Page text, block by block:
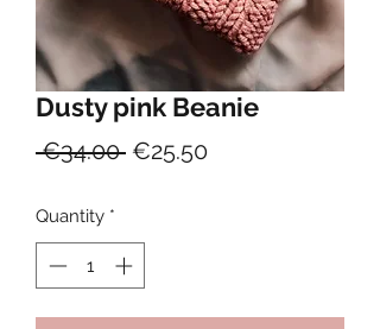
Dusty pink Beanie
€34.00 Regular
€25.50Sale
Quantity *